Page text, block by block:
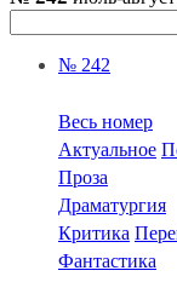
№ 242
Весь номер
Актуальное
Проза
Драматургия
Критика
Фантастика